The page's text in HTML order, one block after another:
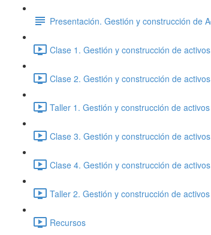
Presentación. Gestión y construcción de
Clase 1. Gestión y construcción de
Clase 2. Gestión y construcción de
Taller 1. Gestión y construcción de
Clase 3. Gestión y construcción de
Clase 4. Gestión y construcción de
Taller 2. Gestión y construcción de
Recursos